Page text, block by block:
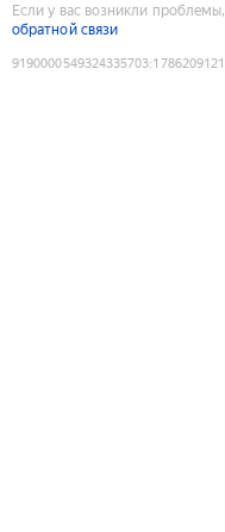
Если у вас возникли
обратной связи
9190000549324335703:1786209121